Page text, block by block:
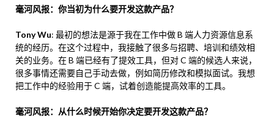
毫河风报：你当初为什么要开发这款产品？
Tony Wu: 最初的想法是源于我在工作中做 B 端人力资源信息系
统的经历。在这个过程中，我接触了很多与招聘、培训和绩效相
关的业务。在 B 端已经有了提效工具，但对 C 端的候选人来说，
很多事情还需要自己手动去做，例如简历修改和模拟面试。我想
把工作中的经验用于 C 端，试着创造能提高效率的工具。
毫河风报：从什么时候开始你决定要开发这款产品？